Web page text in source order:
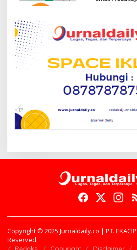
Copyright © 2025 Jurnaldaily.co | PT.
Reserved.